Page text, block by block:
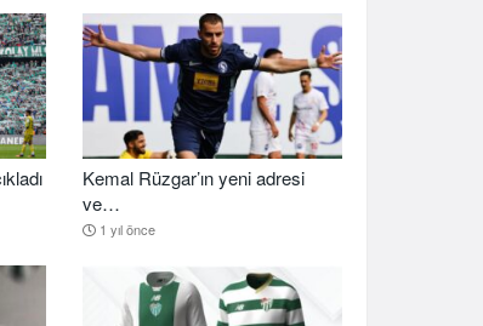
Kemal Rüzgar’ın yeni adresi
ve…
1 yıl önce